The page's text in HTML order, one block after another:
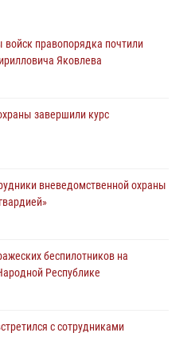
граждан на праздновании
граждан в День Лев-
ВСУ на южном направлении
правопорядка почтили
Яковлева
завершили курс
вневедомственной охраны
беспилотников на
Республике
с сотрудниками